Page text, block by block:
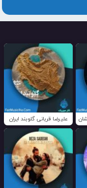
علیرضا قربانی گلوبند ایران